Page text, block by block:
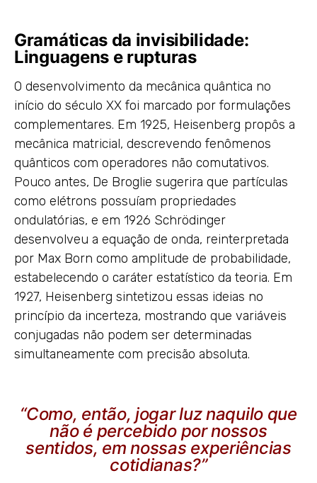
Gramáticas da invisibilidade:
Linguagens e rupturas
O desenvolvimento da mecânica quântica no
início do século XX foi marcado por formulações
complementares. Em 1925, Heisenberg propôs a
mecânica matricial, descrevendo fenômenos
quânticos com operadores não comutativos.
Pouco antes, De Broglie sugerira que partículas
como elétrons possuíam propriedades
ondulatórias, e em 1926 Schrödinger
desenvolveu a equação de onda, reinterpretada
por Max Born como amplitude de probabilidade,
estabelecendo o caráter estatístico da teoria. Em
1927, Heisenberg sintetizou essas ideias no
princípio da incerteza, mostrando que variáveis
conjugadas não podem ser determinadas
simultaneamente com precisão absoluta.
“Como, então, jogar luz naquilo que
não é percebido por nossos
sentidos, em nossas experiências
cotidianas?”